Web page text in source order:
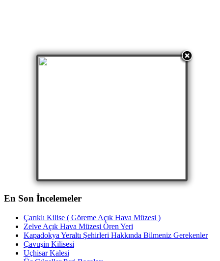
En Son İncelemeler
Çarıklı Kilise ( Göreme Açık Hava Müzesi )
Zelve Açık Hava Müzesi Ören Yeri
Kapadokya Yeraltı Şehirleri Hakkında Bilmeniz Gerekenler
Çavuşin Kilisesi
Uçhisar Kalesi